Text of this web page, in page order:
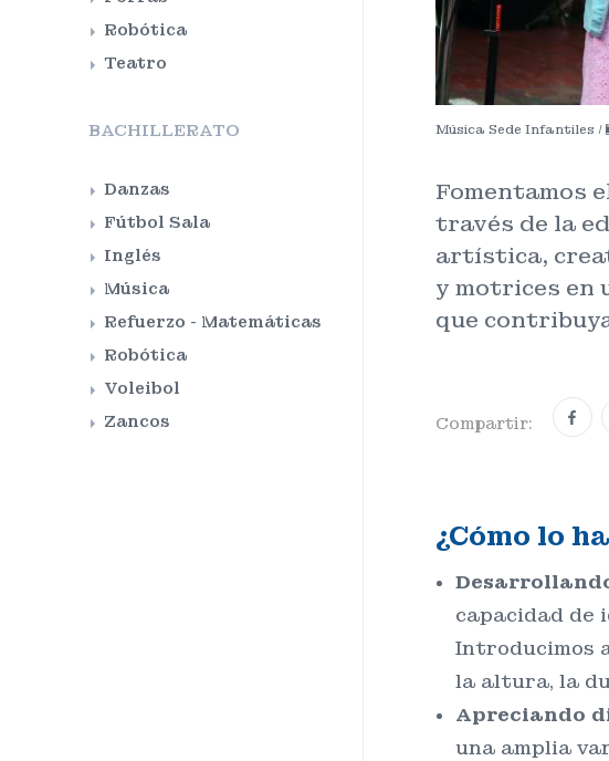
Robótica
Teatro
BACHILLERATO
Danzas
Fútbol Sala
Inglés
Música
Refuerzo - Matemáticas
Robótica
Voleibol
Zancos
Música Sede Infantiles /
Fomentamos
través de la
artística,
y motrices en
que
Compartir:
¿Cómo lo
capacidad de
Introducimos
la altura, la
Apreciando
una amplia